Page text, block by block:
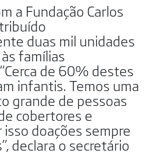
a Fundação Carlos
duas mil unidades
famílias
de 60% destes
infantis. Temos uma
grande de pessoas
cobertores e
doações sempre
declara o secretário